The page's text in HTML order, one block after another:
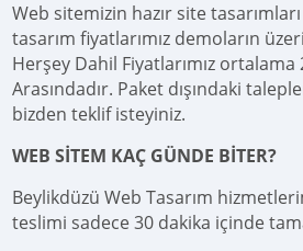
Web sitemizin hazır site
tasarım fiyatlarımız demoların
Herşey Dahil Fiyatlarımız ortalama
Arasındadır. Paket dışındaki
bizden teklif isteyiniz.
WEB SİTEM KAÇ GÜNDE BİTER?
Beylikdüzü Web Tasarım
teslimi sadece 30 dakika içinde